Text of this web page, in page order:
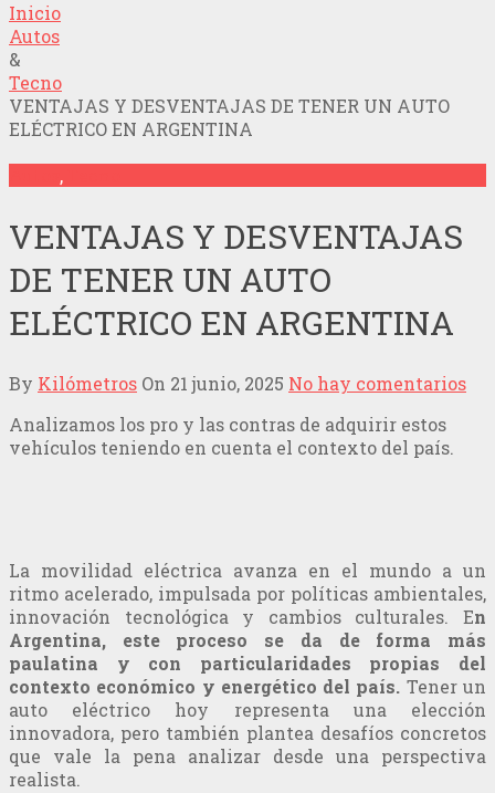
Inicio
Autos
&
Tecno
VENTAJAS Y DESVENTAJAS DE TENER UN AUTO
ELÉCTRICO EN ARGENTINA
,
VENTAJAS Y DESVENTAJAS
DE TENER UN AUTO
ELÉCTRICO EN ARGENTINA
By Kilómetros On 21 junio, 2025 No hay comentarios
Analizamos los pro y las contras de adquirir estos
vehículos teniendo en cuenta el contexto del país.
La movilidad eléctrica avanza en el mundo a un
ritmo acelerado, impulsada por políticas ambientales,
innovación tecnológica y cambios culturales. En
Argentina, este proceso se da de forma más
paulatina y con particularidades propias del
contexto económico y energético del país. Tener un
auto eléctrico hoy representa una elección
innovadora, pero también plantea desafíos concretos
que vale la pena analizar desde una perspectiva
realista.